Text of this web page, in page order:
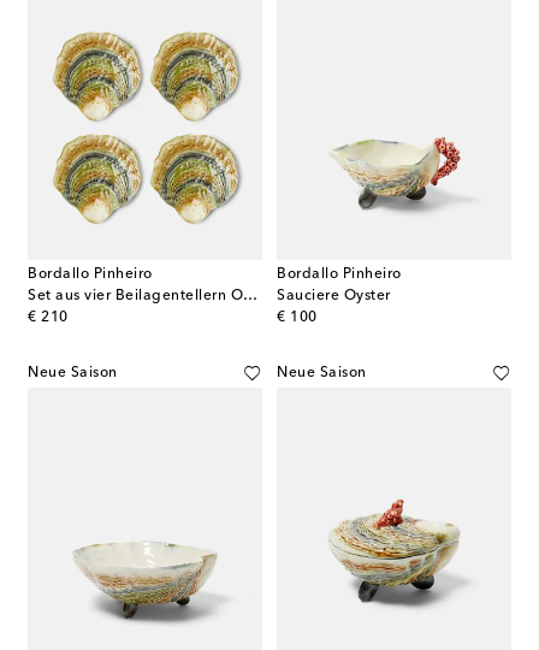
Bordallo Pinheiro
Set aus vier Beilagentellern Oyster & Scallops
€ 210
original price
Bordallo Pinheiro
Sauciere Oyster
€ 100
original price
Neue Saison Neue Saison